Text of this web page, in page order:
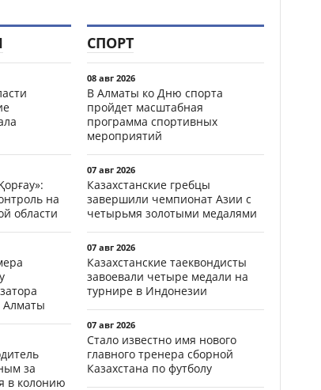
на
области
Алматы
за
в колонию
СПОРТ
08 авг 2026
В Алматы ко Дню спорта
пройдет масштабная
программа спортивных
мероприятий
07 авг 2026
Казахстанские гребцы
завершили чемпионат Азии с
четырьмя золотыми медалями
07 авг 2026
Казахстанские таеквондисты
завоевали четыре медали на
турнире в Индонезии
07 авг 2026
Стало известно имя нового
главного тренера сборной
Казахстана по футболу